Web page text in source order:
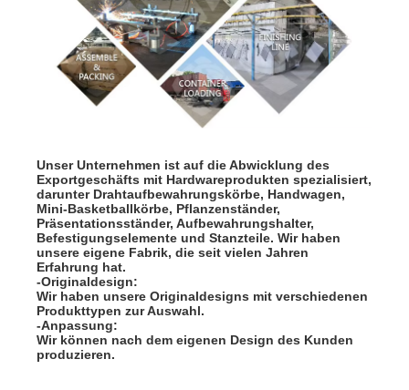
Unser Unternehmen ist auf die Abwicklung des
Exportgeschäfts mit Hardwareprodukten spezialisiert,
darunter Drahtaufbewahrungskörbe, Handwagen,
Mini-Basketballkörbe, Pflanzenständer,
Präsentationsständer, Aufbewahrungshalter,
Befestigungselemente und Stanzteile. Wir haben
unsere eigene Fabrik, die seit vielen Jahren
Erfahrung hat.
-Originaldesign:
Wir haben unsere Originaldesigns mit verschiedenen
Produkttypen zur Auswahl.
-Anpassung:
Wir können nach dem eigenen Design des Kunden
produzieren.